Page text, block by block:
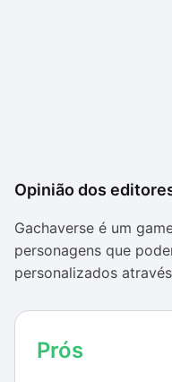
Opinião dos
Gachaverse é um
personagens que
personalizados
como pano de fundo
na qual o universo é
ressurge de um
Prós